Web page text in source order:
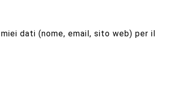
dati (nome, email, sito web) per il